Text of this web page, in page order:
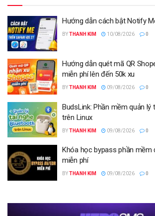
Hướng dẫn cách bật Notify
BYTHANH KIM 10/08/2026 0
Hướng dẫn quét mã QR
miễn phí lên đến 50k xu
BYTHANH KIM 09/08/2026 0
BudsLink: Phần mềm quản lý
trên Linux
BYTHANH KIM 09/08/2026 0
Khóa học bypass phần mềm
miễn phí
BYTHANH KIM 09/08/2026 0